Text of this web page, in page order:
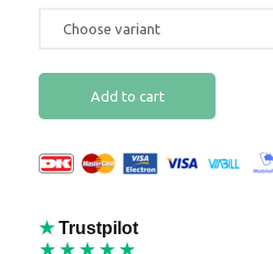
Add to cart
★ Trustpilot